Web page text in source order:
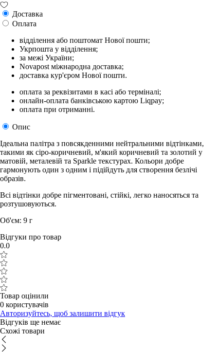
Доставка
Оплата
відділення або поштомат Нової пошти;
Укрпошта у відділення;
за межі України;
Novapost міжнародна доставка;
доставка кур'єром Нової пошти.
оплата за реквізитами в касі або терміналі;
онлайн-оплата банківською картою Liqpay;
оплата при отриманні.
Опис
Ідеальна палітра з повсякденними нейтральними відтінками,
такими як сіро-коричневий, м'який коричневий та золотий у
матовій, металевій та Sparkle текстурах. Кольори добре
гармонують один з одним і підійдуть для створення безлічі
образів.
Всі відтінки добре пігментовані, стійкі, легко наносяться та
розтушовуються.
Об'єм: 9 г
Відгуки про товар
0.0
Товар оцінили
0 користувачів
Авторизуйтесь, щоб залишити відгук
Відгуків ще немає
Схожі товари